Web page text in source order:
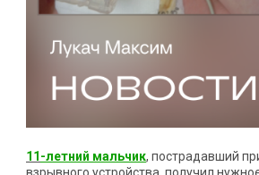
11-летний мальчик, пострадавший
взрывного устройства, получил